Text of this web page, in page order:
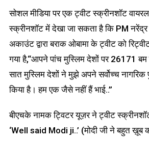
सोशल मीडिया पर एक ट्वीट स्क्रीनशॉट
स्क्रीनशॉट में देखा जा सकता है कि PM नरेंद्र
अकाउंट द्वारा बराक ओबामा के ट्वीट को
गया है,“आपने पांच मुस्लिम देशों पर 26171
सात मुस्लिम देशों ने मुझे अपने सर्वोच्च नागरिक
किया है। हम एक जैसे नहीं हैं भाई..”
बीएचके नामक ट्विटर यूज़र ने ट्वीट
‘Well said Modi ji..’ (मोदी जी ने बहुत ख़ूब